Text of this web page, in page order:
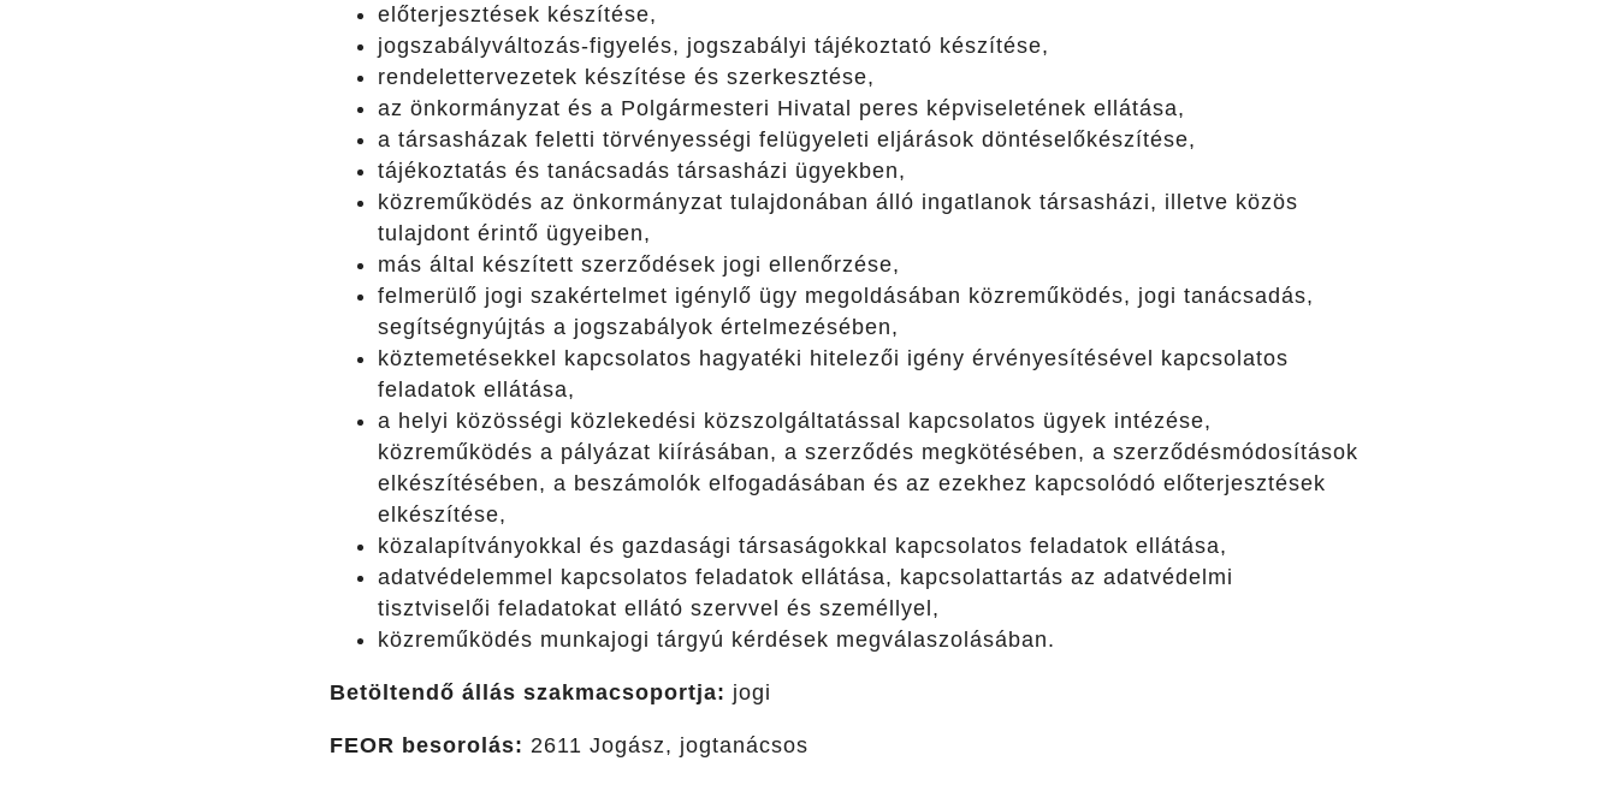
előterjesztések készítése,
jogszabályváltozás-figyelés, jogszabályi tájékoztató készítése,
rendelettervezetek készítése és szerkesztése,
az önkormányzat és a Polgármesteri Hivatal peres képviseletének ellátása,
a társasházak feletti törvényességi felügyeleti eljárások döntéselőkészítése,
tájékoztatás és tanácsadás társasházi ügyekben,
közreműködés az önkormányzat tulajdonában álló ingatlanok társasházi, illetve közös
tulajdont érintő ügyeiben,
más által készített szerződések jogi ellenőrzése,
felmerülő jogi szakértelmet igénylő ügy megoldásában közreműködés, jogi tanácsadás,
segítségnyújtás a jogszabályok értelmezésében,
köztemetésekkel kapcsolatos hagyatéki hitelezői igény érvényesítésével kapcsolatos
feladatok ellátása,
a helyi közösségi közlekedési közszolgáltatással kapcsolatos ügyek intézése,
közreműködés a pályázat kiírásában, a szerződés megkötésében, a szerződésmódosítások
elkészítésében, a beszámolók elfogadásában és az ezekhez kapcsolódó előterjesztések
elkészítése,
közalapítványokkal és gazdasági társaságokkal kapcsolatos feladatok ellátása,
adatvédelemmel kapcsolatos feladatok ellátása, kapcsolattartás az adatvédelmi
tisztviselői feladatokat ellátó szervvel és személlyel,
közreműködés munkajogi tárgyú kérdések megválaszolásában.
Betöltendő állás szakmacsoportja: jogi
FEOR besorolás: 2611 Jogász, jogtanácsos